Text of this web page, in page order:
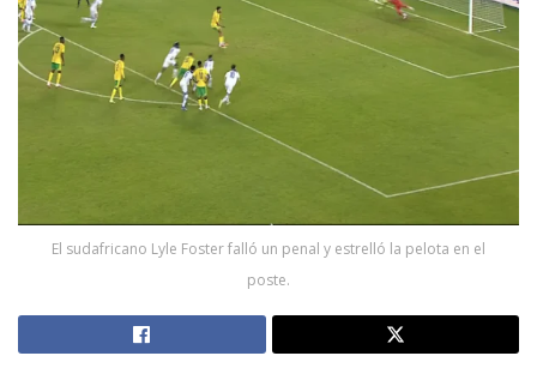
El sudafricano Lyle Foster falló un penal y estrelló la pelota en el
poste.